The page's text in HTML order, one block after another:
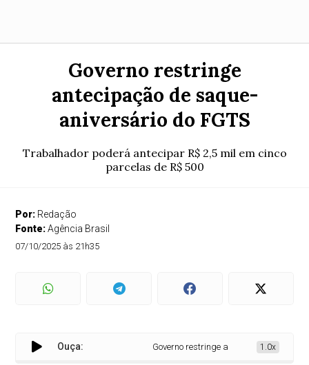
Governo restringe
antecipação de saque-
aniversário do FGTS
Trabalhador poderá antecipar R$ 2,5 mil em cinco
parcelas de R$ 500
Por: Redação
Fonte:Agência Brasil
07/10/2025 às 21h35
Ouça: Governo restringe antecipação de saque-
1.0x